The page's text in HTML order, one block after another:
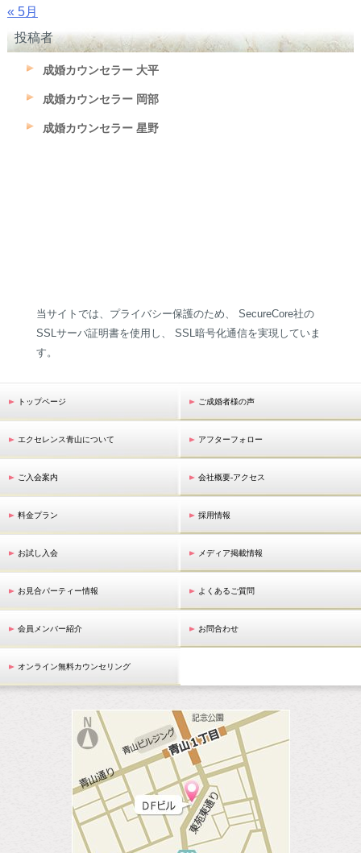
« 5月
投稿者
成婚カウンセラー 大平
成婚カウンセラー 岡部
成婚カウンセラー 星野
当サイトでは、プライバシー保護のため、 SecureCore社の
SSLサーバ証明書を使用し、 SSL暗号化通信を実現していま
す。
トップページ
エクセレンス青山について
ご入会案内
料金プラン
お試し入会
お見合パーティー情報
会員メンバー紹介
オンライン無料カウンセリング
ご成婚者様の声
アフターフォロー
会社概要-アクセス
採用情報
メディア掲載情報
よくあるご質問
お問合わせ